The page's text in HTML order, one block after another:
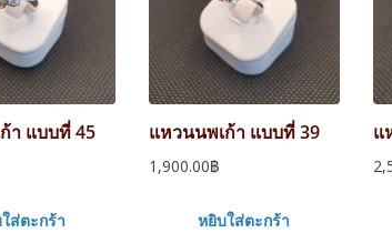
า แบบที่ 45
ส่ตะกร้า
แหวนนพเก้า แบบที่ 39
1,900.00฿
หยิบใส่ตะกร้า
แ